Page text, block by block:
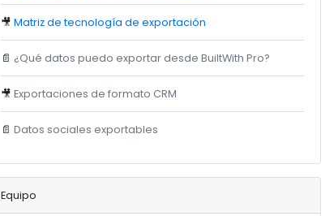
🎥Matriz de tecnología de exportación
📄 ¿Qué datos puedo exportar desde BuiltWith Pro?
🎥Exportaciones de formato CRM
📄Datos sociales exportables
Equipo